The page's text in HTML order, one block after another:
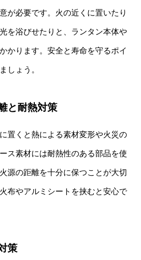
が必要です。火の近くに置いたり
を浴びせたりと、ランタン本体や
かります。安全と寿命を守るポイ
しょう。
と耐熱対策
置くと熱による素材変形や火災の
ス素材には耐熱性のある部品を使
源の距離を十分に保つことが大切
布やアルミシートを挟むと安心で
策